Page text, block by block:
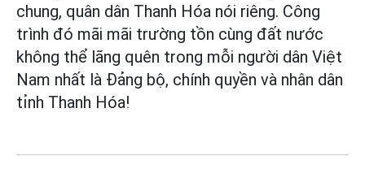
chung, quân dân Thanh Hóa nói riêng. Công
trình đó mãi mãi trường tồn cùng đất nước
không thể lãng quên trong mỗi người dân Việt
Nam nhất là Đảng bộ, chính quyền và nhân dân
tỉnh Thanh Hóa!